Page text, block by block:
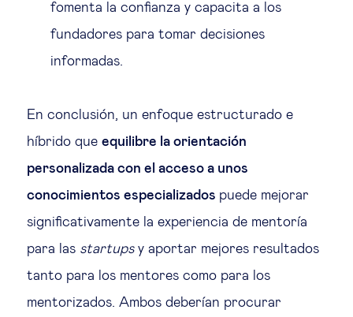
fomenta la confianza y capacita a los
fundadores para tomar decisiones
informadas.
En conclusión, un enfoque estructurado e
híbrido que equilibre la orientación
personalizada con el acceso a unos
conocimientos especializados puede mejorar
significativamente la experiencia de mentoría
para las startupsy aportar mejores resultados
tanto para los mentores como para los
mentorizados. Ambos deberían procurar